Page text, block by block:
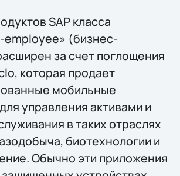
SAP класса
(бизнес-
за счет поглощения
которая продает
мобильные
управления активами и
в таких отраслях
биотехнологии и
Обычно эти приложения